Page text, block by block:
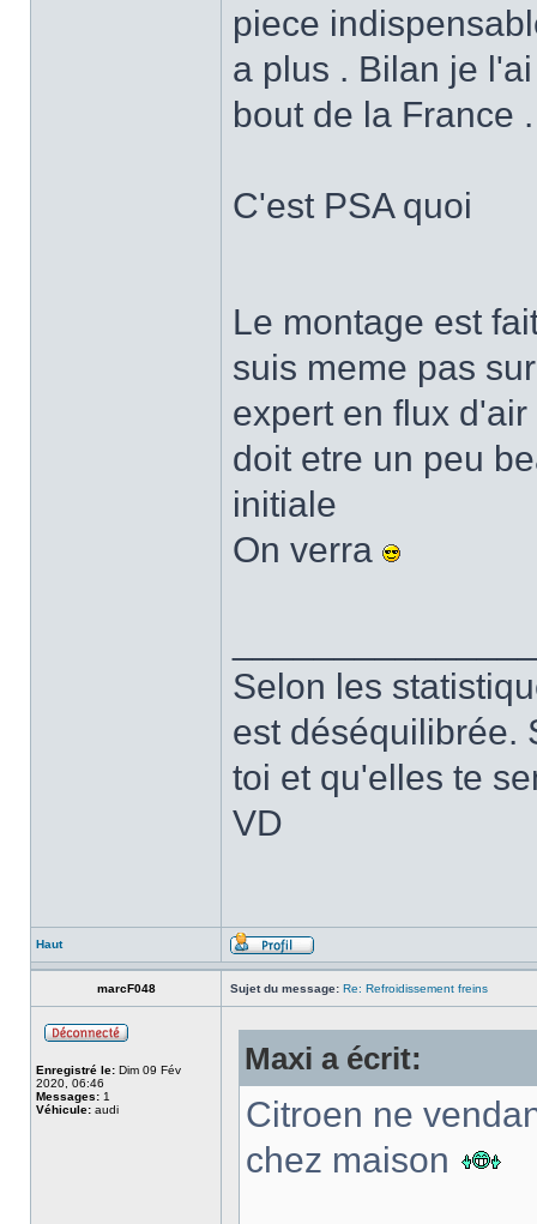
piece
a plus . Bilan je
bout de la France .
C'est PSA quoi
Le montage est
suis meme pas
expert en flux
doit etre un peu
initiale
On verra
Selon les
est déséquilibrée.
toi et qu'elles te
VD
Haut
marcF048 Sujet du message: Re: Refroidissement freins
Enregistré le: Dim 09 Fév
2020, 06:46
Messages: 1
Véhicule: audi
Maxi a écrit:
Citroen ne
chez maison